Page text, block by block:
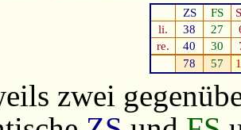
ZS FS
li.
38 27
re.
40 30
78
57
zwei